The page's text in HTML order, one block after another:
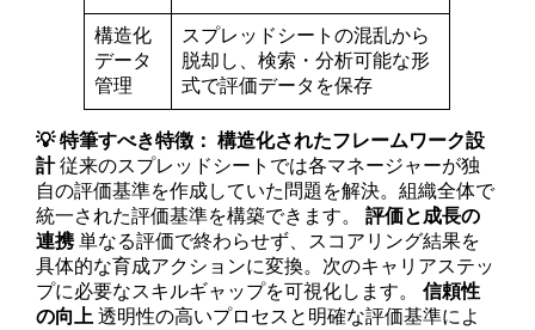
構造化
データ
管理
スプレッドシートの混乱から
脱却し、検索・分析可能な形
式で評価データを保存
💡 特筆すべき特徴：
構造化されたフレームワーク設
計従来のスプレッドシートでは各マネージャーが独
自の評価基準を作成していた問題を解決。組織全体で
統一された評価基準を構築できます。評価と成長の
連携単なる評価で終わらせず、スコアリング結果を
具体的な育成アクションに変換。次のキャリアステッ
プに必要なスキルギャップを可視化します。信頼性
の向上 透明性の高いプロセスと明確な評価基準によ